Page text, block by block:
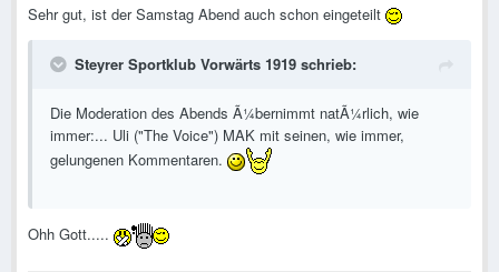
Sehr gut, ist der Samstag Abend auch schon eingeteilt
Steyrer Sportklub Vorwärts 1919 schrieb:
Die Moderation des Abends Ã¼bernimmt natÃ¼rlich, wie
immer:... Uli ("The Voice") MAK mit seinen, wie immer,
gelungenen Kommentaren.
Ohh Gott.....